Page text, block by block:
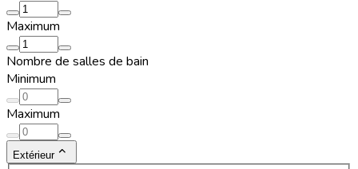
Maximum
Nombre de salles de bain
Minimum
Maximum
Extérieur